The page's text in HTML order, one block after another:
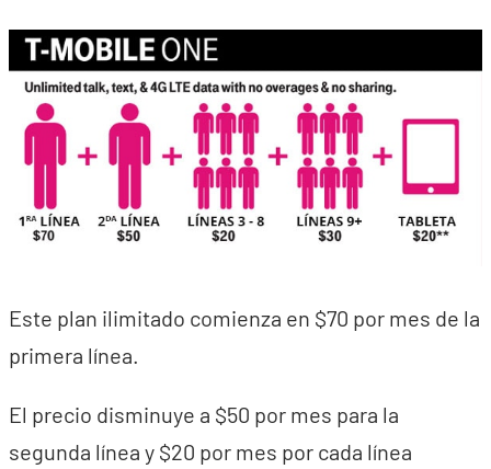
Este plan ilimitado comienza en $70 por mes de la
primera línea.
El precio disminuye a $50 por mes para la
segunda línea y $20 por mes por cada línea